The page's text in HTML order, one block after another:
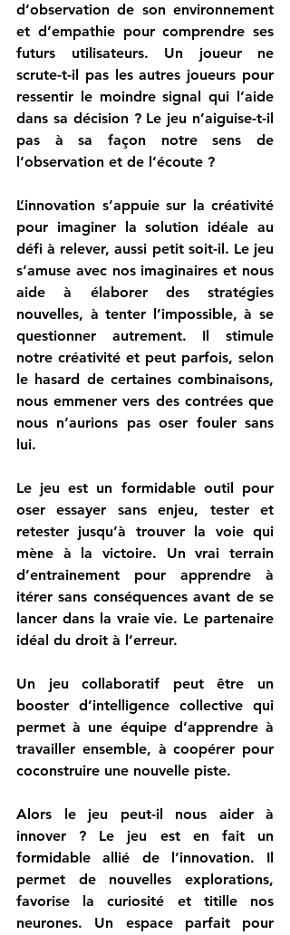
d’observation de son environnement
et d’empathie pour comprendre ses
futurs utilisateurs. Un joueur ne
scrute-t-il pas les autres joueurs pour
ressentir le moindre signal qui l’aide
dans sa décision ? Le jeu n’aiguise-t-il
pas à sa façon notre sens de
l’observation et de l’écoute ?
L’innovation s’appuie sur la créativité
pour imaginer la solution idéale au
défi à relever, aussi petit soit-il. Le jeu
s’amuse avec nos imaginaires et nous
aide à élaborer des stratégies
nouvelles, à tenter l’impossible, à se
questionner autrement. Il stimule
notre créativité et peut parfois, selon
le hasard de certaines combinaisons,
nous emmener vers des contrées que
nous n’aurions pas oser fouler sans
lui.
Le jeu est un formidable outil pour
oser essayer sans enjeu, tester et
retester jusqu’à trouver la voie qui
mène à la victoire. Un vrai terrain
d’entrainement pour apprendre à
itérer sans conséquences avant de se
lancer dans la vraie vie. Le partenaire
idéal du droit à l’erreur.
Un jeu collaboratif peut être un
booster d’intelligence collective qui
permet à une équipe d’apprendre à
travailler ensemble, à coopérer pour
coconstruire une nouvelle piste.
Alors le jeu peut-il nous aider à
innover ? Le jeu est en fait un
formidable allié de l’innovation. Il
permet de nouvelles explorations,
favorise la curiosité et titille nos
neurones. Un espace parfait pour